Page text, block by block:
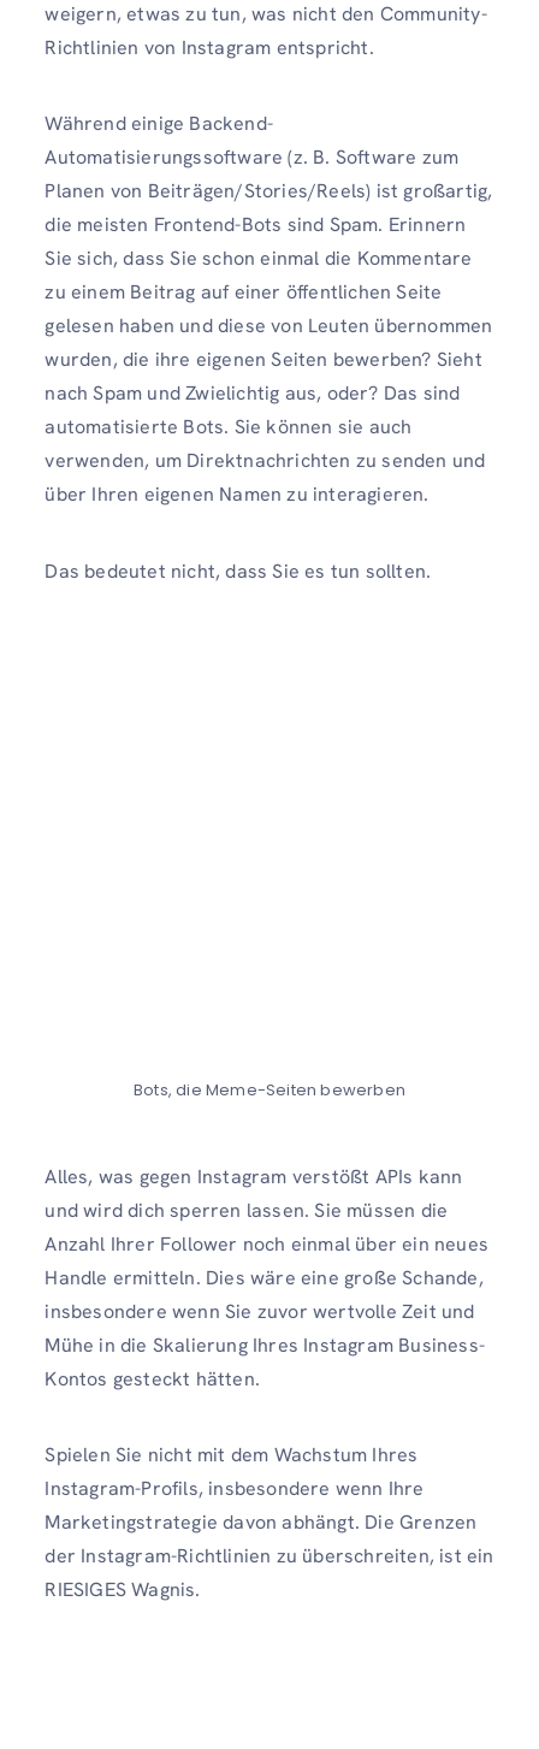
weigern, etwas zu tun, was nicht den Community-
Richtlinien von Instagram entspricht.
Während einige Backend-
Automatisierungssoftware (z. B. Software zum
Planen von Beiträgen/Stories/Reels) ist großartig,
die meisten Frontend-Bots sind Spam. Erinnern
Sie sich, dass Sie schon einmal die Kommentare
zu einem Beitrag auf einer öffentlichen Seite
gelesen haben und diese von Leuten übernommen
wurden, die ihre eigenen Seiten bewerben? Sieht
nach Spam und Zwielichtig aus, oder? Das sind
automatisierte Bots. Sie können sie auch
verwenden, um Direktnachrichten zu senden und
über Ihren eigenen Namen zu interagieren.
Das bedeutet nicht, dass Sie es tun sollten.
Bots, die Meme-Seiten bewerben
Alles, was gegen Instagram verstößt APIs kann
und wird dich sperren lassen. Sie müssen die
Anzahl Ihrer Follower noch einmal über ein neues
Handle ermitteln. Dies wäre eine große Schande,
insbesondere wenn Sie zuvor wertvolle Zeit und
Mühe in die Skalierung Ihres Instagram Business-
Kontos gesteckt hätten.
Spielen Sie nicht mit dem Wachstum Ihres
Instagram-Profils, insbesondere wenn Ihre
Marketingstrategie davon abhängt. Die Grenzen
der Instagram-Richtlinien zu überschreiten, ist ein
RIESIGES Wagnis.